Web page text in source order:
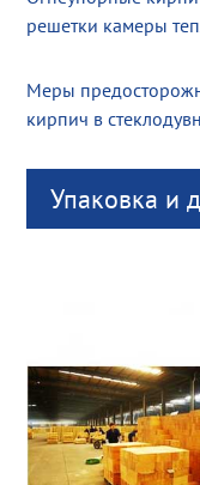
решетки камеры
Меры
кирпич в
Упаковка и